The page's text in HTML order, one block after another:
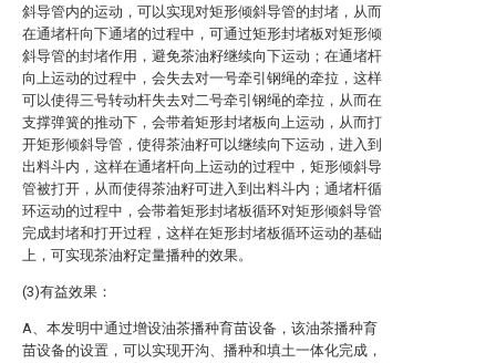
斜导管内的运动，可以实现对矩形倾斜导管的封堵，从而
在通堵杆向下通堵的过程中，可通过矩形封堵板对矩形倾
斜导管的封堵作用，避免茶油籽继续向下运动；在通堵杆
向上运动的过程中，会失去对一号牵引钢绳的牵拉，这样
可以使得三号转动杆失去对二号牵引钢绳的牵拉，从而在
支撑弹簧的推动下，会带着矩形封堵板向上运动，从而打
开矩形倾斜导管，使得茶油籽可以继续向下运动，进入到
出料斗内，这样在通堵杆向上运动的过程中，矩形倾斜导
管被打开，从而使得茶油籽可进入到出料斗内；通堵杆循
环运动的过程中，会带着矩形封堵板循环对矩形倾斜导管
完成封堵和打开过程，这样在矩形封堵板循环运动的基础
上，可实现茶油籽定量播种的效果。
(3)有益效果：
A、本发明中通过增设油茶播种育苗设备，该油茶播种育
苗设备的设置，可以实现开沟、播种和填土一体化完成，